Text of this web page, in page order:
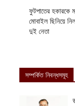
ফুটপাতের হকারকে
মোবাইল ছিনিয়ে
দুই নেতা
সম্পর্কিত নিবন্ধসমূহ